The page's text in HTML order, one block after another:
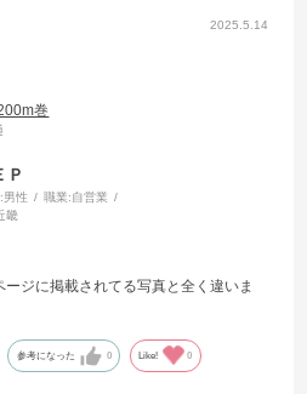
2025.5.14
巻
Ｐ
男性 職業:自営業
畿
ジに掲載されてる写真と全く違いま
参考になった 0 Like! 0